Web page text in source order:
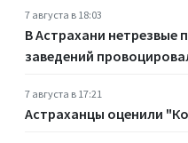
7 августа в 18:03
В Астрахани нетрезвые
заведений
7 августа в 17:21
Астраханцы оценили